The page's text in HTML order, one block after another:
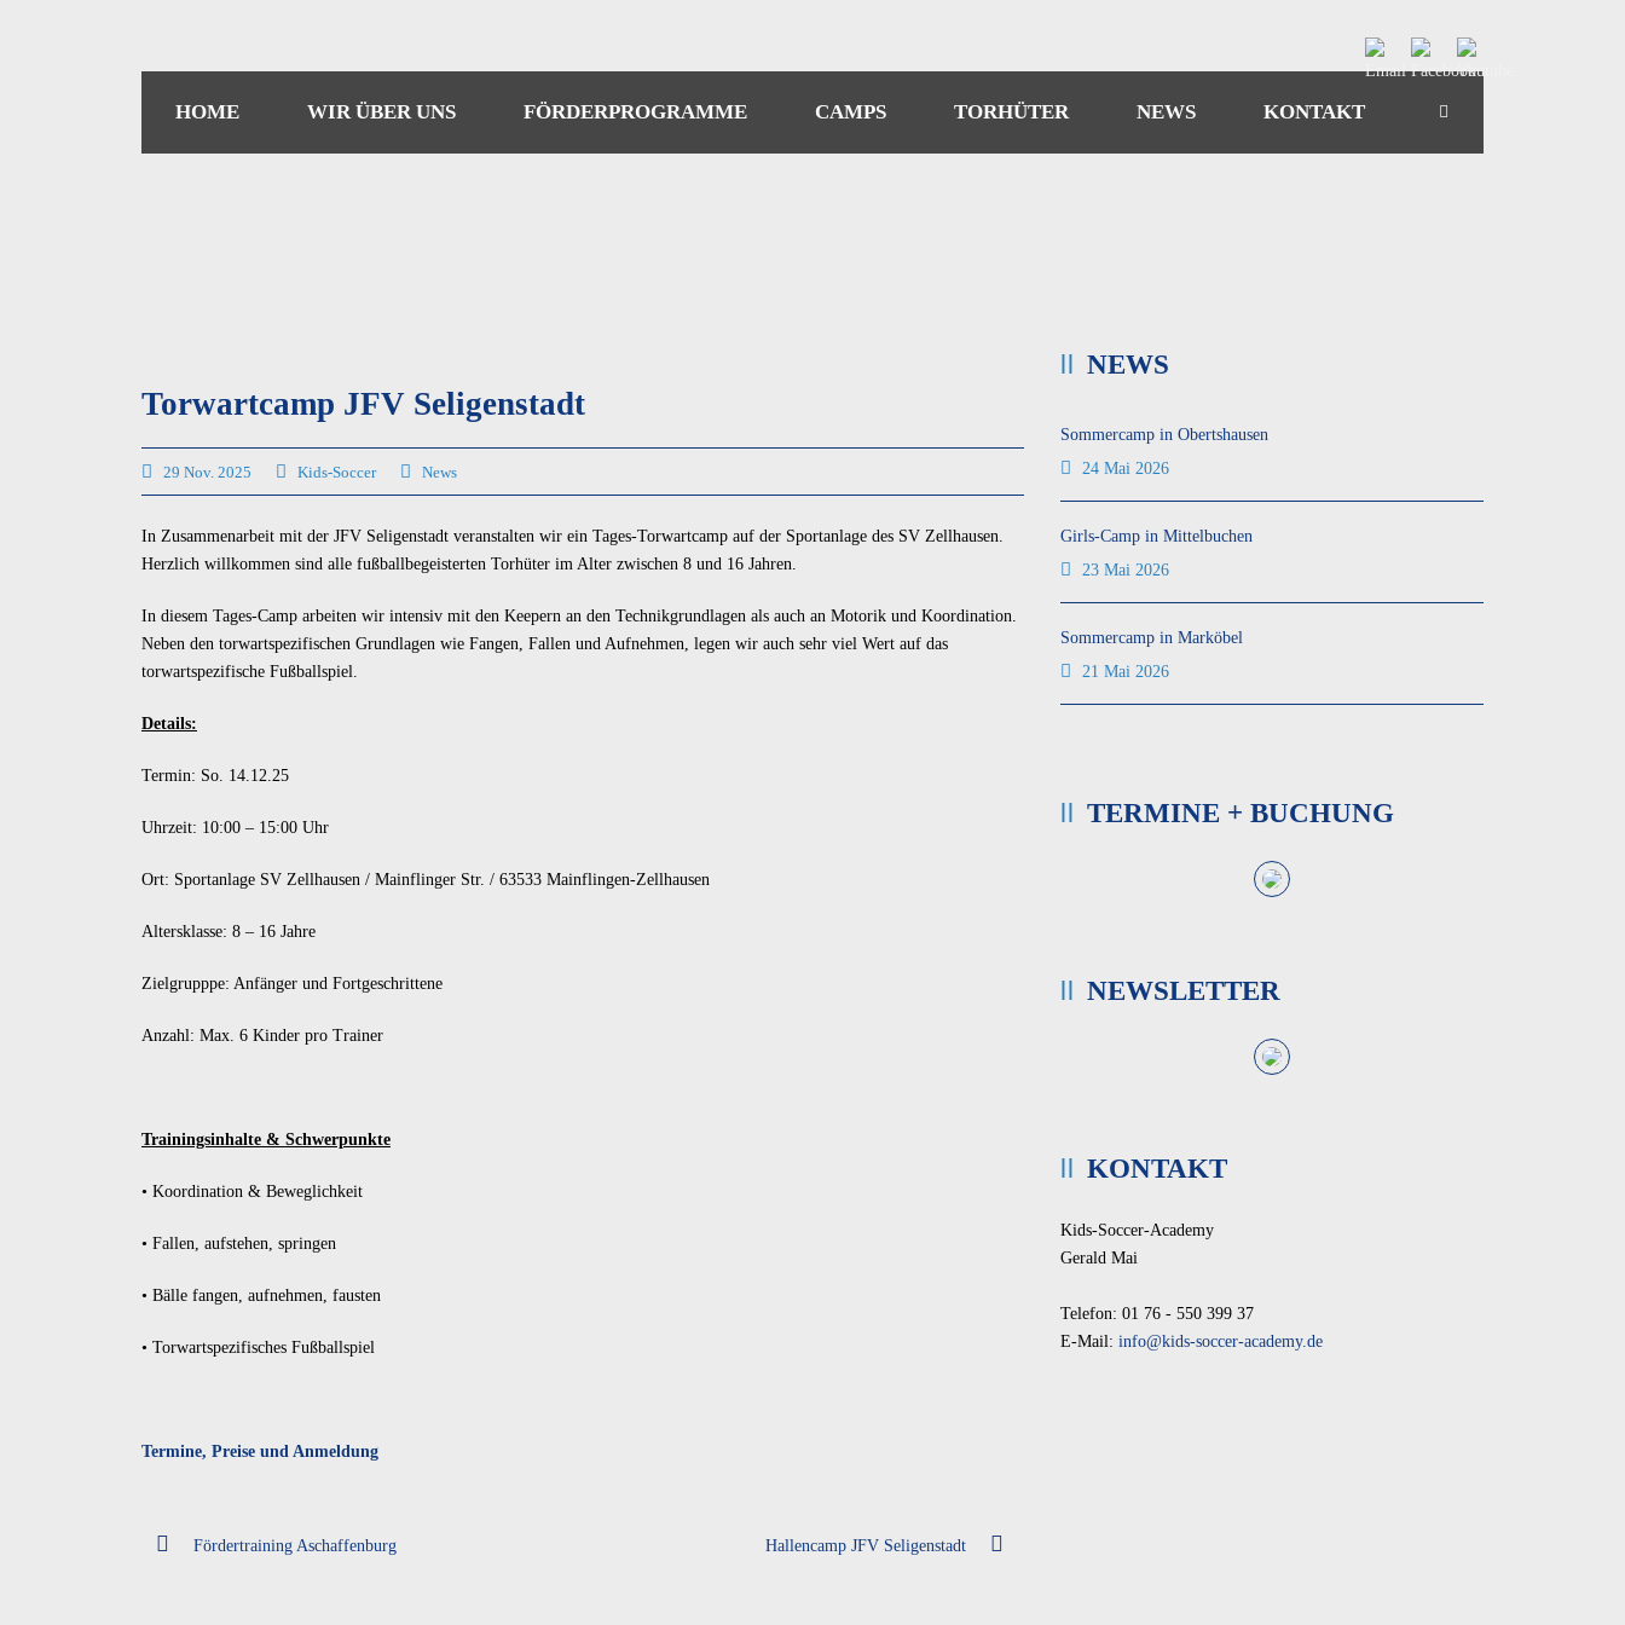
HOME WIR ÜBER UNS FÖRDERPROGRAMME CAMPS TORHÜTER NEWS KONTAKT
Torwartcamp JFV Seligenstadt
29 Nov. 2025 Kids-Soccer News
In Zusammenarbeit mit der JFV Seligenstadt veranstalten wir ein Tages-Torwartcamp auf der Sportanlage des SV Zellhausen.
Herzlich willkommen sind alle fußballbegeisterten Torhüter im Alter zwischen 8 und 16 Jahren.
In diesem Tages-Camp arbeiten wir intensiv mit den Keepern an den Technikgrundlagen als auch an Motorik und Koordination.
Neben den torwartspezifischen Grundlagen wie Fangen, Fallen und Aufnehmen, legen wir auch sehr viel Wert auf das
torwartspezifische Fußballspiel.
Details:
Termin: So. 14.12.25
Uhrzeit: 10:00 – 15:00 Uhr
Ort: Sportanlage SV Zellhausen / Mainflinger Str. / 63533 Mainflingen-Zellhausen
Altersklasse: 8 – 16 Jahre
Zielgrupppe: Anfänger und Fortgeschrittene
Anzahl: Max. 6 Kinder pro Trainer
Trainingsinhalte & Schwerpunkte
• Koordination & Beweglichkeit
• Fallen, aufstehen, springen
• Bälle fangen, aufnehmen, fausten
• Torwartspezifisches Fußballspiel
Termine, Preise und Anmeldung
Fördertraining Aschaffenburg Hallencamp JFV Seligenstadt
NEWS
Sommercamp in Obertshausen
24 Mai 2026
Girls-Camp in Mittelbuchen
23 Mai 2026
Sommercamp in Marköbel
21 Mai 2026
TERMINE + BUCHUNG
NEWSLETTER
KONTAKT
Kids-Soccer-Academy
Gerald Mai
Telefon: 01 76 - 550 399 37
E-Mail: info@kids-soccer-academy.de